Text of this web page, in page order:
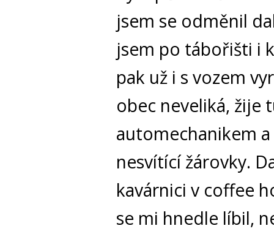
jsem se odměnil
jsem po tábořišti i
pak už i s vozem
obec neveliká, žije
automechanikem
nesvítící žárovky.
kavárnici v coffee
se mi hnedle líbil,